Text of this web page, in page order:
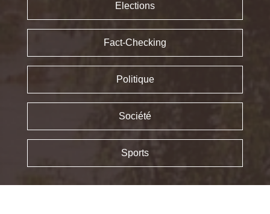
Elections
Fact-Checking
Politique
Société
Sports